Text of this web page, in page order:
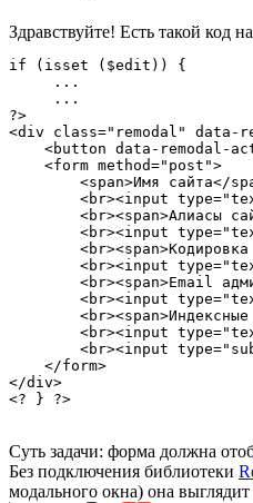
Здравствуйте! Есть такой код
if (isset ($edit)) {
     ...
     ...
?>
<div class="remodal" data-
<button data-remodal-
    <form method="post">
<span>Имя сайта</
<br><input
<br><span>Алиасы
<br><input
<br><input
<br><span>Email
<br><input
<br><input
<br><input
    </form>
</div>
<? } ?>
Суть задачи: форма должна
Без подключения библиотеки
модального окна) она выглядит